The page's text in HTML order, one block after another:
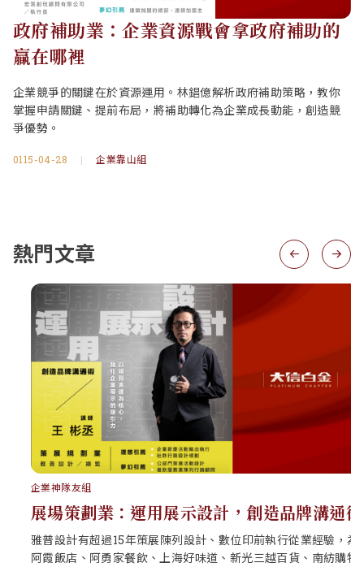
政府補助業：企業資源戰會拿政府補助的
贏在哪裡
企業競爭的關鍵在於資源運用。林錩億解析政府補助策略，教你
掌握申請關鍵、提前布局，將補助轉化為企業成長動能，創造競
爭優勢。
0115-04-28 | 企業靠山組
熱門文章
企業神隊友組
展場策劃業：運用展示設計，創造品牌溝通術
雅普設計有超過15年策展陳列設計、數位印前執行從業經驗，為
阿霞飯店、阿勇家餐飲、上海好味道、新光三越百貨、南紡購物